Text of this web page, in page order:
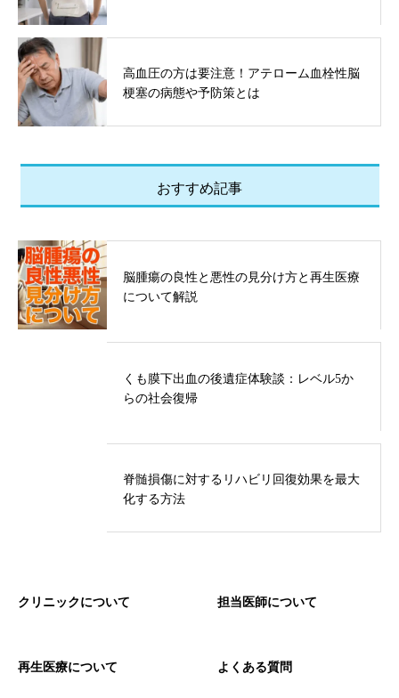
高血圧の方は要注意！アテローム血栓性脳
梗塞の病態や予防策とは
おすすめ記事
脳腫瘍の良性と悪性の見分け方と再生医療
について解説
くも膜下出血の後遺症体験談：レベル5か
らの社会復帰
脊髄損傷に対するリハビリ回復効果を最大
化する方法
クリニックについて 担当医師について
再生医療について よくある質問